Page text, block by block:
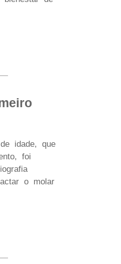
idade, que
foi
o molar